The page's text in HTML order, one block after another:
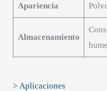
Apariencia
Almacenamiento
> Aplicaciones